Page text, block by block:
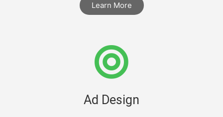
Learn More
Ad Design